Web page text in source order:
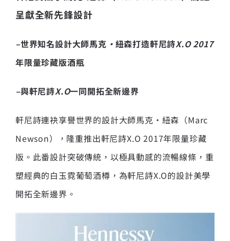
呈獻全新先鋒設計
–世界知名設計大師馬克 · 紐森打造軒尼詩X.O 2017
年限量珍藏版酒瓶
–與軒尼詩X.O一同開拓全新邊界
軒尼詩連袂享譽世界的設計大師馬克·紐森（Marc
Newson），隆重推出軒尼詩X.O 2017年限量珍藏
版。此番設計突破傳統，以極具動感的流暢線條，重
塑經典的白玉霓葡萄酒樽，為軒尼詩X.O的設計美學
開拓全新邊界。